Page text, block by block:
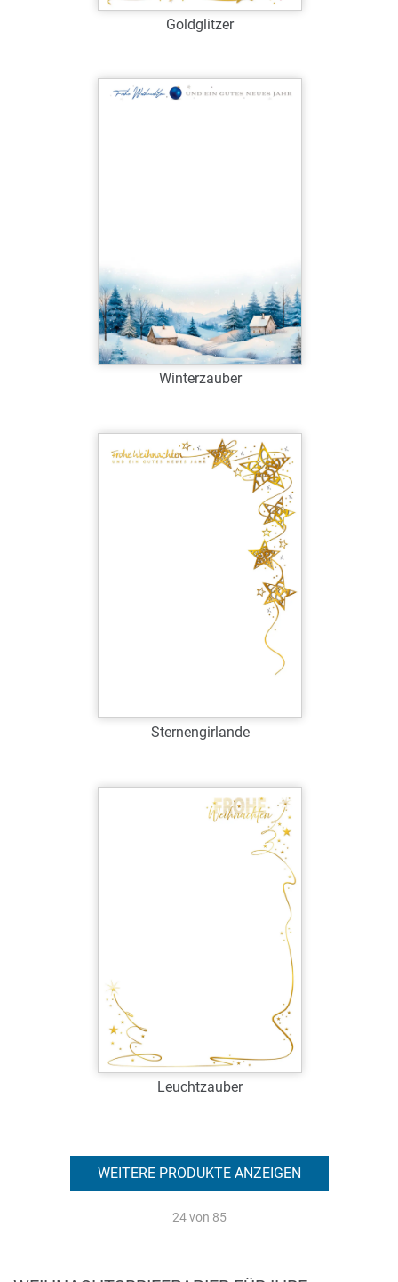
Goldglitzer
Art.-Nr.: W39076
Winterzauber
Art.-Nr.: W38957
Verfügbar
Zum Merkzettel hinzufügen
Sternengirlande
Art.-Nr.: W39077
Verfügbar
Zum Merkzettel hinzufügen
Leuchtzauber
Verfügbar
WEITERE PRODUKTE ANZEIGEN
24 von 85